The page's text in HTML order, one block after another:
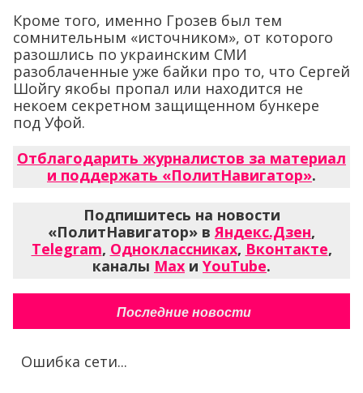
Кроме того, именно Грозев был тем
сомнительным «источником», от которого
разошлись по украинским СМИ
разоблаченные уже байки про то, что Сергей
Шойгу якобы пропал или находится не
некоем секретном защищенном бункере
под Уфой.
Отблагодарить журналистов за материал
и поддержать «ПолитНавигатор».
Подпишитесь на новости
«ПолитНавигатор» вЯндекс.Дзен,
Telegram, Одноклассниках, Вконтакте,
каналы Max и YouTube.
Последние новости
Ошибка сети...